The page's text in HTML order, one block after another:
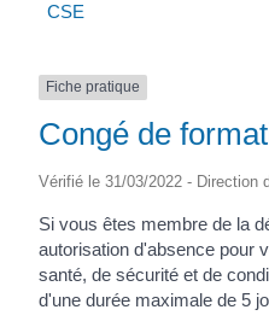
CSE
Fiche pratique
Congé de
Vérifié le 31/03/2022 - Direction
Si vous êtes membre de la
autorisation d'absence pour
santé, de sécurité et de
d'une durée maximale de 5